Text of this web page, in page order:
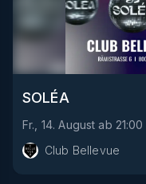
SOLÉA
Fr., 14. August ab 21:00
Club Bellevue